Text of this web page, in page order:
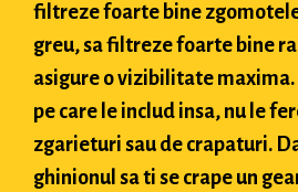
filtreze foarte bine
greu, sa filtreze foarte bine
asigure o vizibilitate
pe care le includ insa, nu le
zgarieturi sau de crapaturi.
ghinionul sa ti se crape un